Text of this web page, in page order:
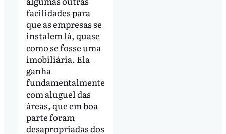
facilidades para
que as empresas se
instalem lá, quase
como se fosse uma
imobiliária. Ela
ganha
fundamentalmente
com aluguel das
áreas, que em boa
parte foram
desapropriadas dos